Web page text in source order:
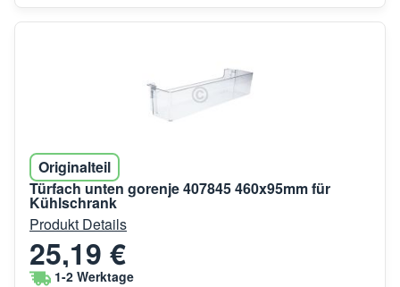
Originalteil
Türfach unten gorenje 407845 460x95mm für
Kühlschrank
Produkt Details
25,19 €
1-2 Werktage